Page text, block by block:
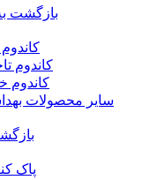
بازگشت
کاندوم
کاندوم
سایر محصولات
پاک